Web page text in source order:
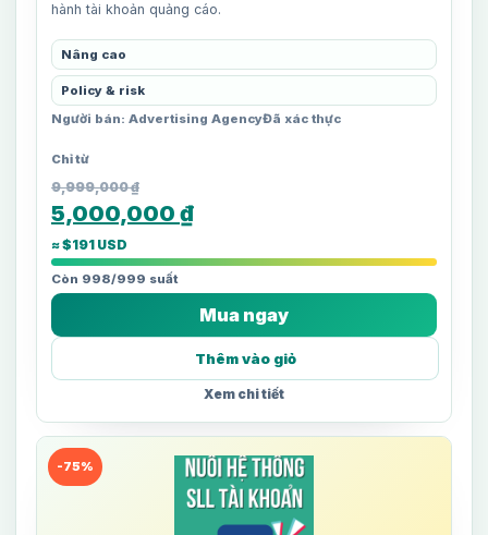
hành tài khoản quảng cáo.
Nâng cao
Policy & risk
Người bán: Advertising AgencyĐã xác thực
9,999,000₫
5,000,000 ₫
≈ $191 USD
Còn 998/999 suất
Mua ngay
Thêm vào giỏ
Xem chi tiết
-75%